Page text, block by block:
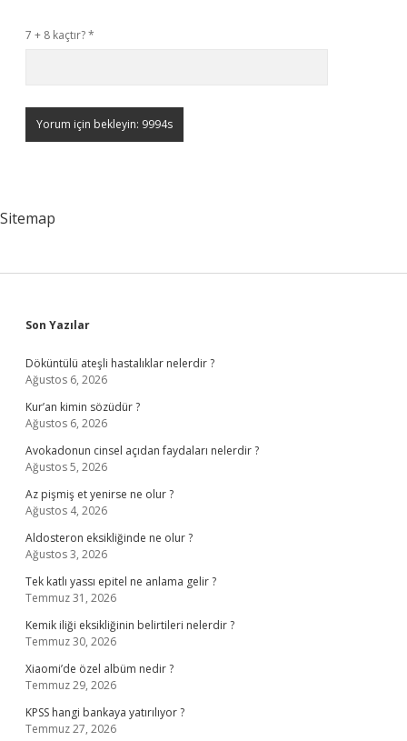
7 + 8 kaçtır?*
Sitemap
Sidebar
Son Yazılar
Döküntülü ateşli hastalıklar nelerdir ?
Ağustos 6, 2026
Kur’an kimin sözüdür ?
Ağustos 6, 2026
Avokadonun cinsel açıdan faydaları nelerdir ?
Ağustos 5, 2026
Az pişmiş et yenirse ne olur ?
Ağustos 4, 2026
Aldosteron eksikliğinde ne olur ?
Ağustos 3, 2026
Tek katlı yassı epitel ne anlama gelir ?
Temmuz 31, 2026
Kemik iliği eksikliğinin belirtileri nelerdir ?
Temmuz 30, 2026
Xiaomi’de özel albüm nedir ?
Temmuz 29, 2026
KPSS hangi bankaya yatırılıyor ?
Temmuz 27, 2026